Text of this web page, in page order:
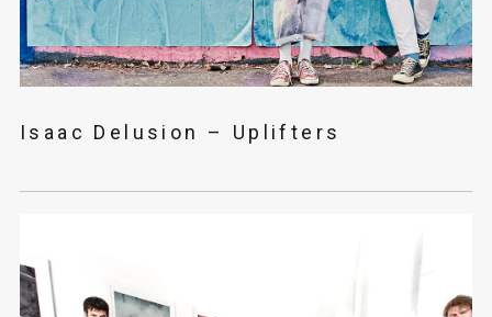
Isaac Delusion – Uplifters